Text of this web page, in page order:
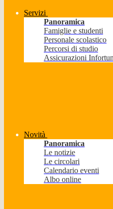
Servizi
Panoramica
Famiglie e studenti
Personale scolastico
Percorsi di studio
Assicurazioni
Novità
Panoramica
Le notizie
Le circolari
Calendario eventi
Albo online